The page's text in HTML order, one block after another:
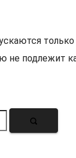
подлежит